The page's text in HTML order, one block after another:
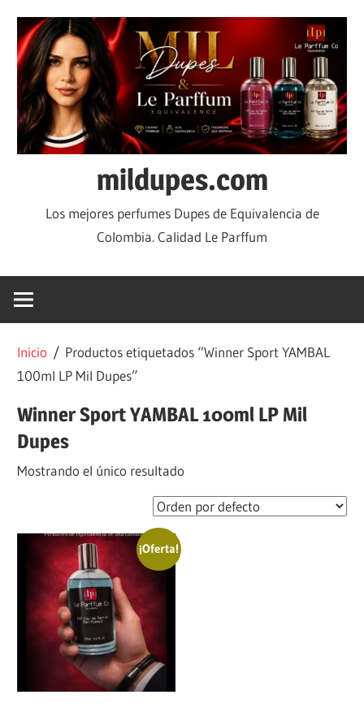
mildupes.com
Los mejores perfumes Dupes de Equivalencia de
Colombia. Calidad Le Parffum
Inicio / Productos etiquetados “Winner Sport YAMBAL
100ml LP Mil Dupes”
Winner Sport YAMBAL 100ml LP Mil
Dupes
Mostrando el único resultado
¡Oferta!